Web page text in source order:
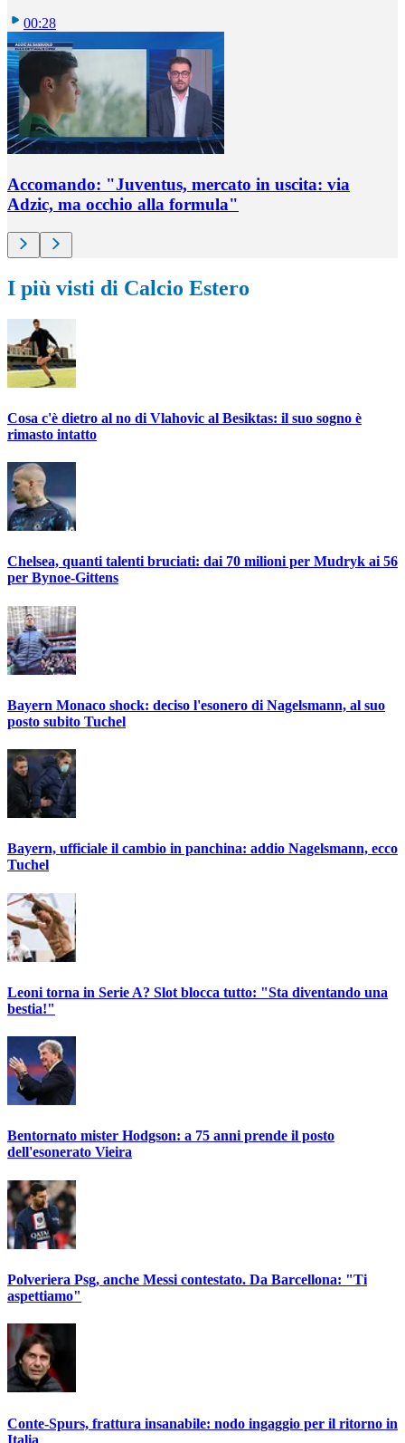
00:28
Accomando: "Juventus, mercato in uscita: via
Adzic, ma occhio alla formula"
I più visti di Calcio Estero
Cosa c'è dietro al no di Vlahovic al Besiktas: il suo sogno è
rimasto intatto
Chelsea, quanti talenti bruciati: dai 70 milioni per Mudryk ai 56
per Bynoe-Gittens
Bayern Monaco shock: deciso l'esonero di Nagelsmann, al suo
posto subito Tuchel
Bayern, ufficiale il cambio in panchina: addio Nagelsmann, ecco
Tuchel
Leoni torna in Serie A? Slot blocca tutto: "Sta diventando una
bestia!"
Bentornato mister Hodgson: a 75 anni prende il posto
dell'esonerato Vieira
Polveriera Psg, anche Messi contestato. Da Barcellona: "Ti
aspettiamo"
Conte-Spurs, frattura insanabile: nodo ingaggio per il ritorno in
Italia